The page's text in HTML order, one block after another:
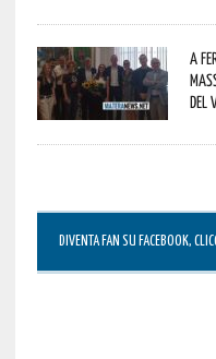
A
del
DIVENTA FAN SU FACEBOOK,